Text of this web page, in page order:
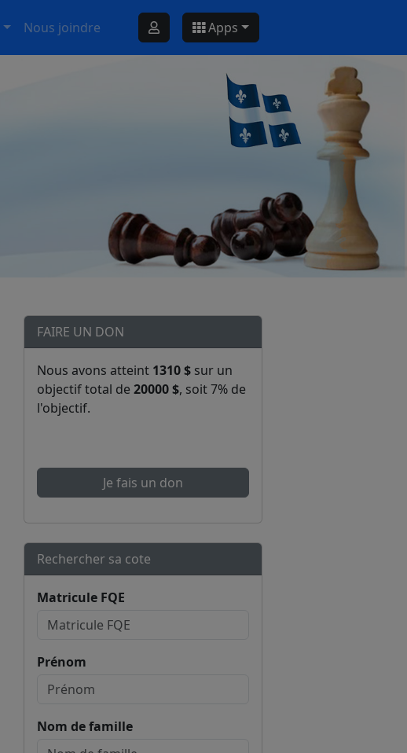
Nous joindre Apps
FAIRE UN DON
Nous avons atteint 1310 $ sur un
objectif total de 20000 $, soit 7% de
l'objectif.
Je fais un don
Rechercher sa cote
Matricule FQE
Prénom
Nom de famille